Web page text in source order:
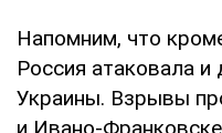
Напомним, что
Россия атаковала и
Украины. Взрывы